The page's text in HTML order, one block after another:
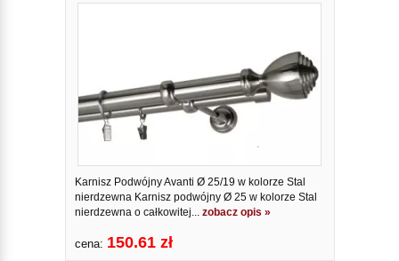
Karnisz Podwójny Avanti Ø 25/19 w kolorze Stal
nierdzewna Karnisz podwójny Ø 25 w kolorze Stal
nierdzewna o całkowitej... zobacz opis »
cena: 150.61 zł